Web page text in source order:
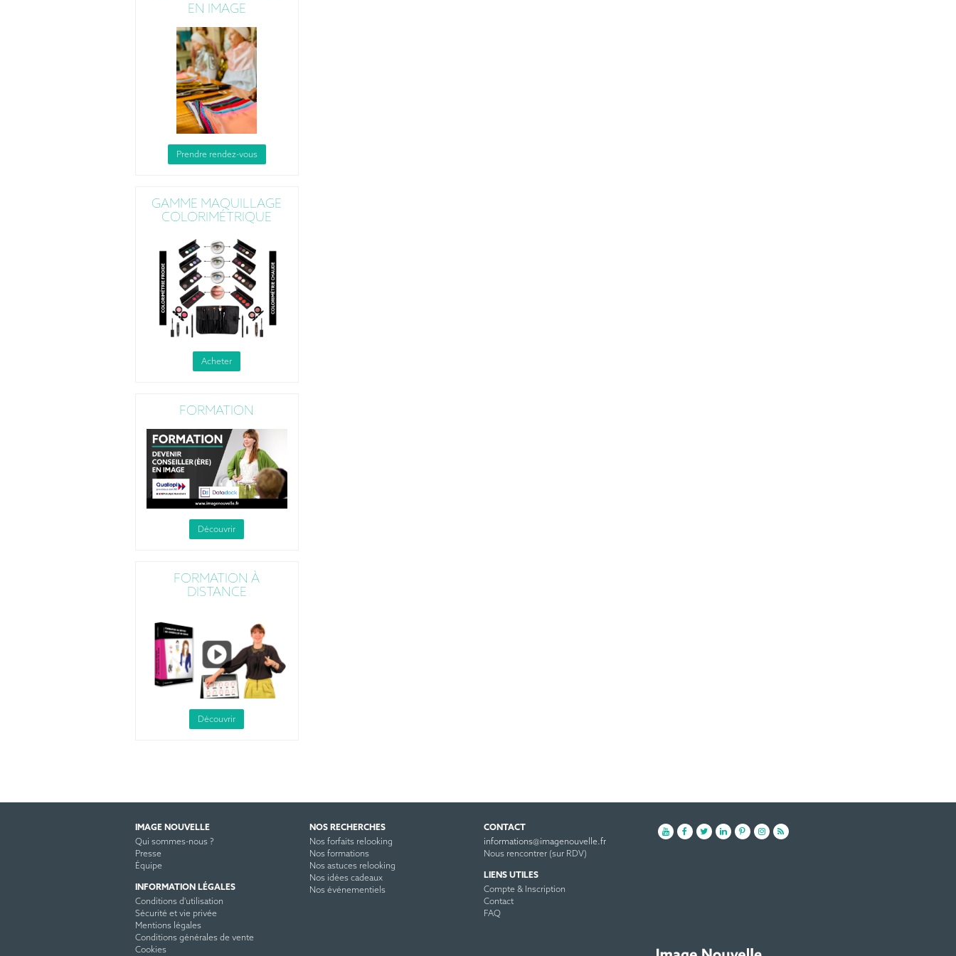
EN IMAGE
Prendre rendez-vous
GAMME MAQUILLAGE
COLORIMÉTRIQUE
Acheter
FORMATION
Découvrir
FORMATION À
DISTANCE
Découvrir
IMAGE NOUVELLE
Qui sommes-nous ?
Presse
Équipe
INFORMATION LÉGALES
Conditions d'utilisation
Sécurité et vie privée
Mentions légales
Conditions générales de vente
Cookies
NOS RECHERCHES
Nos forfaits relooking
Nos formations
Nos astuces relooking
Nos idées cadeaux
Nos événementiels
CONTACT
informations@imagenouvelle.fr
Nous rencontrer (sur RDV)
LIENS UTILES
Compte & Inscription
Contact
FAQ